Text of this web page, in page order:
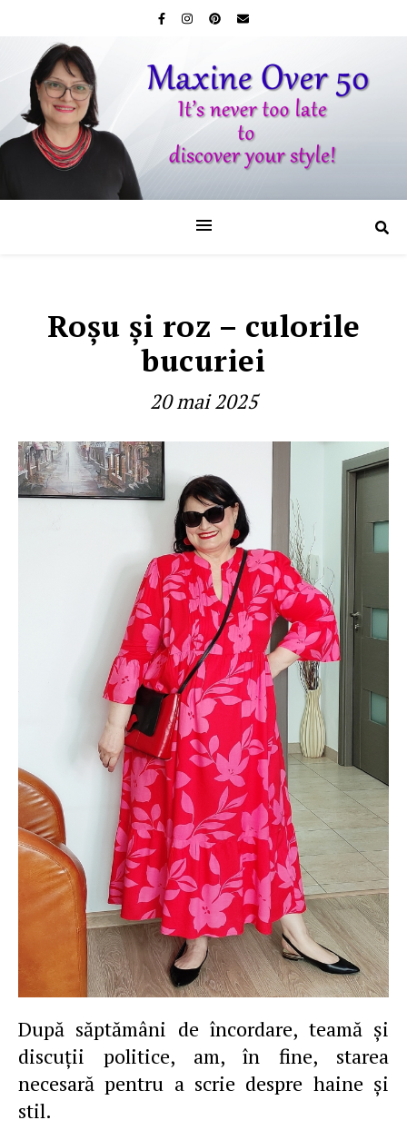
Roşu şi roz – culorile
bucuriei
20 mai 2025
După săptămâni de încordare, teamă şi
discuţii politice, am, în fine, starea
necesară pentru a scrie despre haine şi
stil.